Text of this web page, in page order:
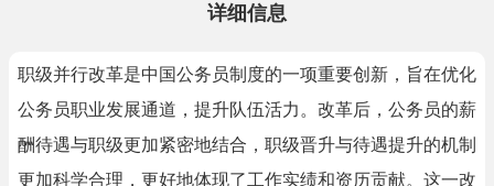
详细信息
职级并行改革是中国公务员制度的一项重要创新，旨在优化
公务员职业发展通道，提升队伍活力。改革后，公务员的薪
酬待遇与职级更加紧密地结合，职级晋升与待遇提升的机制
更加科学合理，更好地体现了工作实绩和资历贡献。这一改